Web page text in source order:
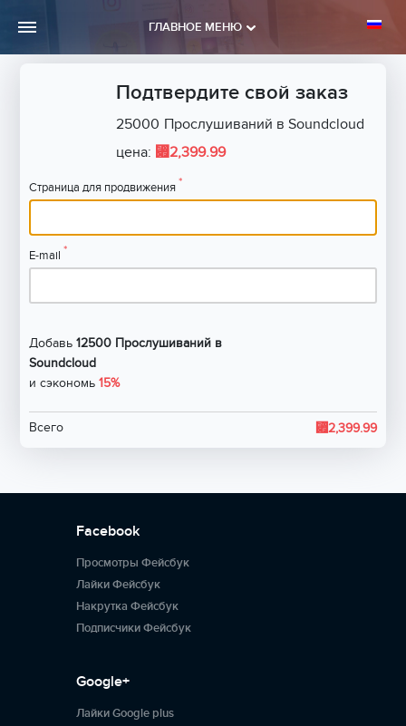
ГЛАВНОЕ МЕНЮ
Подтвердите свой заказ
25000 Прослушиваний в Soundcloud
цена: ⃏ 2,399.99
Страница для продвижения *
E-mail *
Добавь12500 Прослушиваний в
Soundcloud
и сэкономь15%
Всего ⃏2,399.99
Facebook
Просмотры Фейсбук
Лайки Фейсбук
Накрутка Фейсбук
Подписчики Фейсбук
Google+
Лайки Google plus